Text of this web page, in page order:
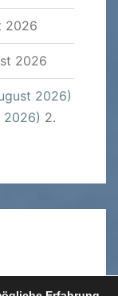
2026
2026
2026)
2026) 2.